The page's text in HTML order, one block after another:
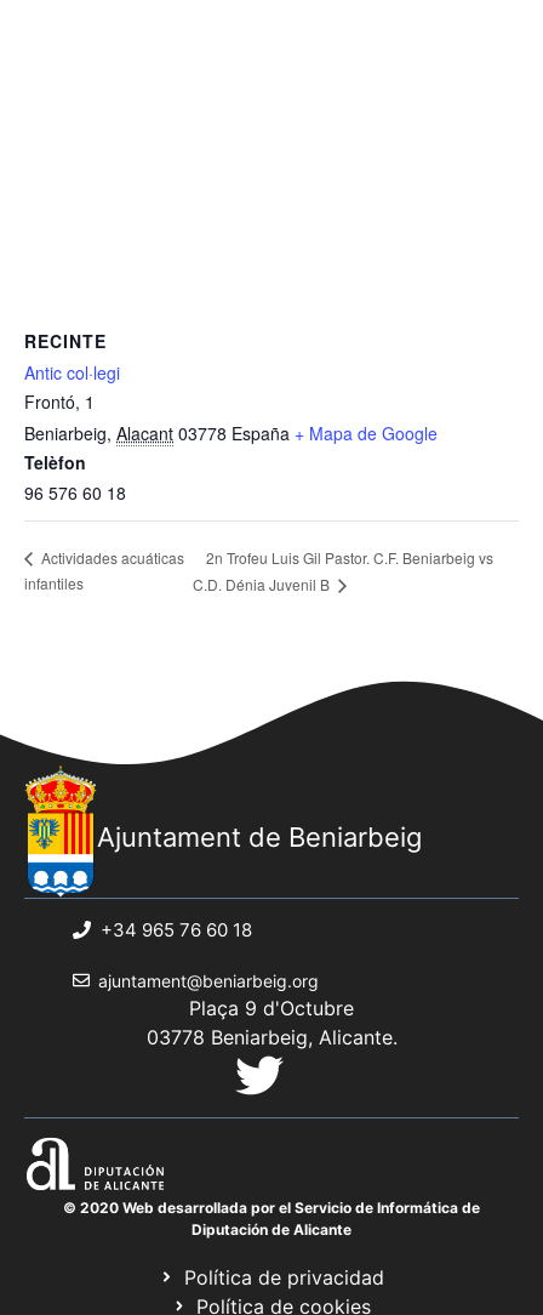
RECINTE
Antic col·legi
Frontó, 1
Beniarbeig, Alacant 03778 España + Mapa de Google
Telèfon
96 576 60 18
Actividades acuáticas
infantiles
2n Trofeu Luis Gil Pastor. C.F. Beniarbeig vs
C.D. Dénia Juvenil B
Ajuntament de Beniarbeig
+34 965 76 60 18
ajuntament@beniarbeig.org
Plaça 9 d'Octubre
03778 Beniarbeig, Alicante.
© 2020 Web desarrollada por el Servicio de Informática de
Diputación de Alicante
Política de privacidad
Política de cookies